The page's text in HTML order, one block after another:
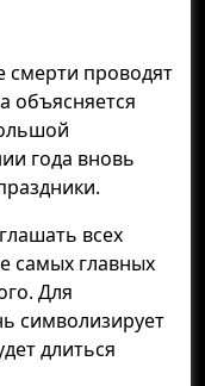
смерти проводят
объясняется
года вновь
всех
самых главных
Для
символизирует
длиться